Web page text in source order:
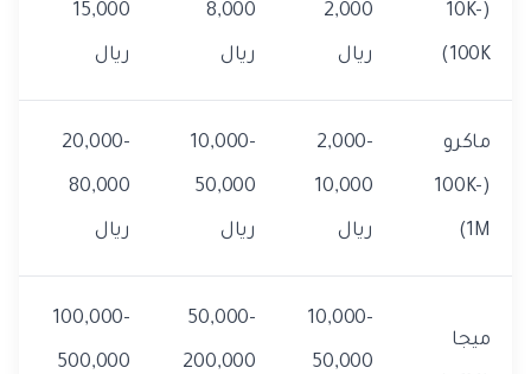
(10K-
100K)
2,000
ريال
8,000
ريال
15,000
ريال
ماكرو
(100K-
1M)
2,000-
10,000
ريال
10,000-
50,000
ريال
20,000-
80,000
ريال
ميجا
10,000-
50,000
50,000-
200,000
100,000-
500,000